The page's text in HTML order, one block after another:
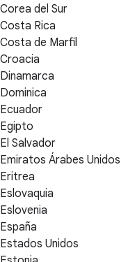
Corea del Sur
Costa Rica
Costa de Marfil
Croacia
Dinamarca
Dominica
Ecuador
Egipto
El Salvador
Emiratos Árabes Unidos
Eritrea
Eslovaquia
Eslovenia
España
Estados Unidos